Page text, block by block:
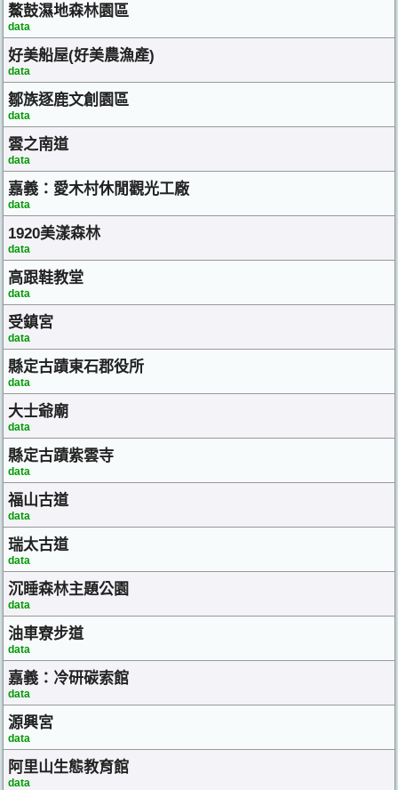
鰲鼓濕地森林園區
data
好美船屋(好美農漁產)
data
鄒族逐鹿文創園區
data
雲之南道
data
嘉義：愛木村休閒觀光工廠
data
1920美漾森林
data
高跟鞋教堂
data
受鎮宮
data
縣定古蹟東石郡役所
data
大士爺廟
data
縣定古蹟紫雲寺
data
福山古道
data
瑞太古道
data
沉睡森林主題公園
data
油車寮步道
data
嘉義：冷研碳索館
data
源興宮
data
阿里山生態教育館
data